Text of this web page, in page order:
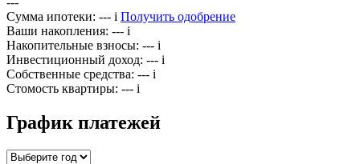
Сумма ипотеки: --- i Получить одобрение
Ваши накопления: --- i
Накопительные взносы: --- i
Инвестиционный доход: --- i
Собственные средства: --- i
Стомость квартиры: --- i
График платежей